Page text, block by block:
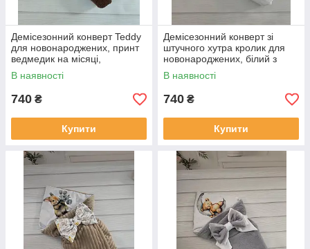
Демісезонний конверт Teddy
для новонароджених, принт
ведмедик на місяці,
коричневий
В наявності
740 ₴
Купити
Демісезонний конверт зі
штучного хутра кролик для
новонароджених, білий з
блакитним, принт ведмедик з
кульками
В наявності
740 ₴
Купити